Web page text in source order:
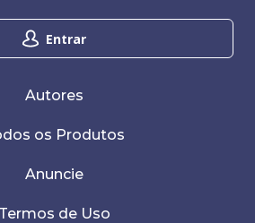
Entrar
Autores
os Produtos
Anuncie
Termos de Uso